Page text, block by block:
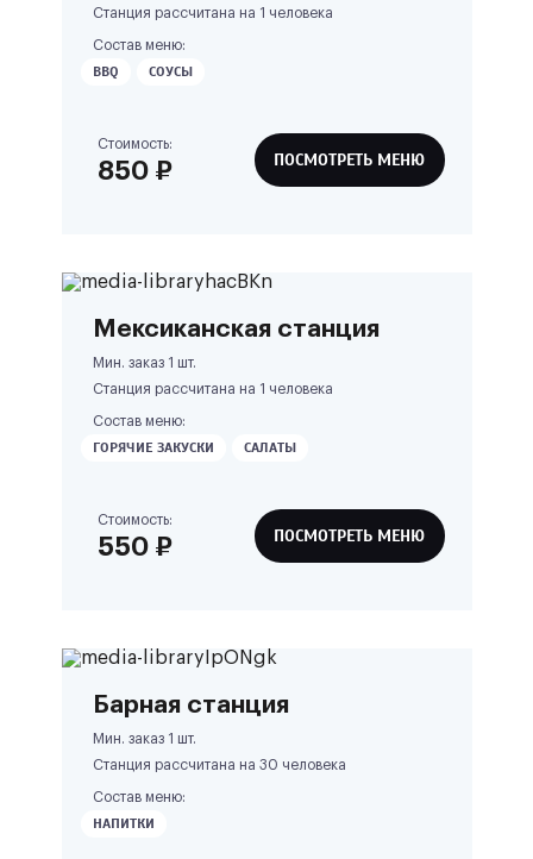
Станция рассчитана на 1 человека
Состав меню:
BBQ СОУСЫ
Стоимость:
850₽ ПОСМОТРЕТЬ МЕНЮ
Мексиканская станция
Мин. заказ 1 шт.
Станция рассчитана на 1 человека
Состав меню:
ГОРЯЧИЕ ЗАКУСКИ САЛАТЫ
Стоимость:
550₽ ПОСМОТРЕТЬ МЕНЮ
Барная станция
Мин. заказ 1 шт.
Станция рассчитана на 30 человека
Состав меню:
НАПИТКИ